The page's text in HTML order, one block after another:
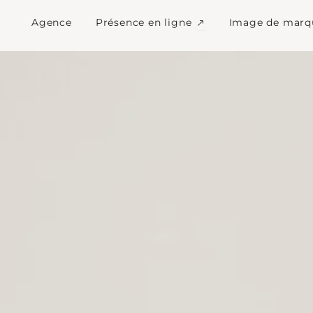
Agence Présence en ligne Ouvrir Présence en
Image de
stratégie digitale